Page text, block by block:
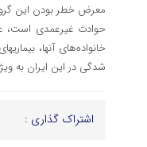
معرض خطر بودن این
حوادث غیرعمدی است،
خانواده‌های آنها،
شدگی در این ایران به
اشتراک گذاری :